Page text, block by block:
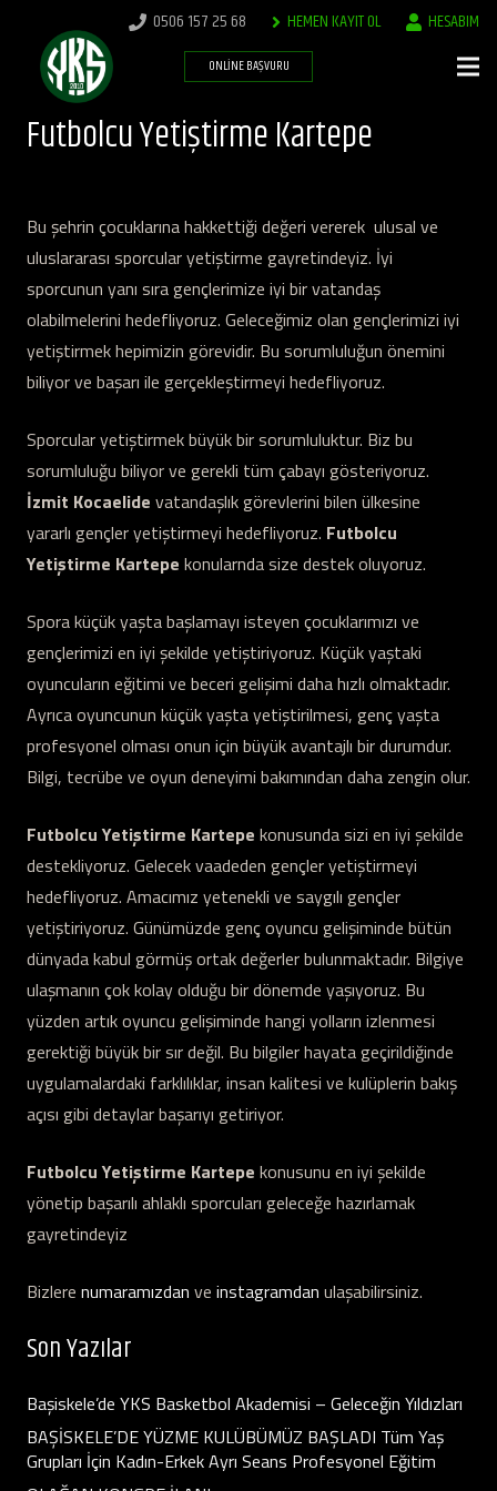
0506 157 25 68 HEMEN KAYIT OL HESABIM
ONLINE BAŞVURU
Futbolcu Yetiştirme Kartepe
Bu şehrin çocuklarına hakkettiği değeri vererek ulusal ve
uluslararası sporcular yetiştirme gayretindeyiz. İyi
sporcunun yanı sıra gençlerimize iyi bir vatandaş
olabilmelerini hedefliyoruz. Geleceğimiz olan gençlerimizi iyi
yetiştirmek hepimizin görevidir. Bu sorumluluğun önemini
biliyor ve başarı ile gerçekleştirmeyi hedefliyoruz.
Sporcular yetiştirmek büyük bir sorumluluktur. Biz bu
sorumluluğu biliyor ve gerekli tüm çabayı gösteriyoruz.
İzmit Kocaelide vatandaşlık görevlerini bilen ülkesine
yararlı gençler yetiştirmeyi hedefliyoruz. Futbolcu
Yetiştirme Kartepe konularnda size destek oluyoruz.
Spora küçük yaşta başlamayı isteyen çocuklarımızı ve
gençlerimizi en iyi şekilde yetiştiriyoruz. Küçük yaştaki
oyuncuların eğitimi ve beceri gelişimi daha hızlı olmaktadır.
Ayrıca oyuncunun küçük yaşta yetiştirilmesi, genç yaşta
profesyonel olması onun için büyük avantajlı bir durumdur.
Bilgi, tecrübe ve oyun deneyimi bakımından daha zengin olur.
Futbolcu Yetiştirme Kartepe konusunda sizi en iyi şekilde
destekliyoruz. Gelecek vaadeden gençler yetiştirmeyi
hedefliyoruz. Amacımız yetenekli ve saygılı gençler
yetiştiriyoruz. Günümüzde genç oyuncu gelişiminde bütün
dünyada kabul görmüş ortak değerler bulunmaktadır. Bilgiye
ulaşmanın çok kolay olduğu bir dönemde yaşıyoruz. Bu
yüzden artık oyuncu gelişiminde hangi yolların izlenmesi
gerektiği büyük bir sır değil. Bu bilgiler hayata geçirildiğinde
uygulamalardaki farklılıklar, insan kalitesi ve kulüplerin bakış
açısı gibi detaylar başarıyı getiriyor.
Futbolcu Yetiştirme Kartepe konusunu en iyi şekilde
yönetip başarılı ahlaklı sporcuları geleceğe hazırlamak
gayretindeyiz
Bizlere numaramızdan ve instagramdan ulaşabilirsiniz.
Son Yazılar
Başiskele’de YKS Basketbol Akademisi – Geleceğin Yıldızları
BAŞİSKELE’DE YÜZME KULÜBÜMÜZ BAŞLADI Tüm Yaş
Grupları İçin Kadın-Erkek Ayrı Seans Profesyonel Eğitim